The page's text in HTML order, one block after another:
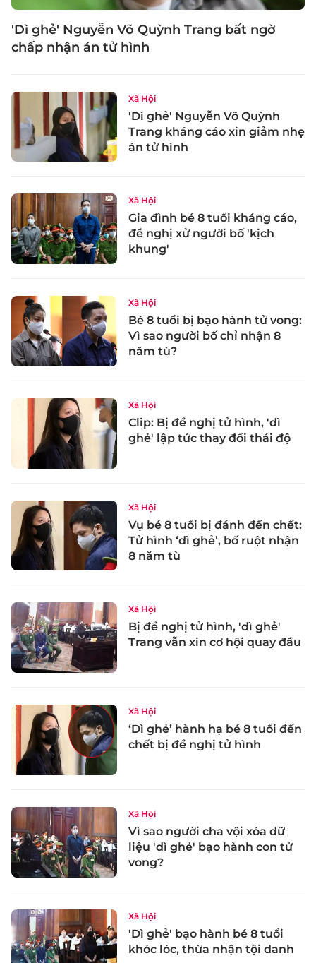
'Dì ghẻ' Nguyễn Võ Quỳnh Trang bất ngờ
chấp nhận án tử hình
Xã Hội
'Dì ghẻ' Nguyễn Võ Quỳnh
Trang kháng cáo xin giảm nhẹ
án tử hình
Xã Hội
Gia đình bé 8 tuổi kháng cáo,
đề nghị xử người bố 'kịch
khung'
Xã Hội
Bé 8 tuổi bị bạo hành tử vong:
Vì sao người bố chỉ nhận 8
năm tù?
Xã Hội
Clip: Bị đề nghị tử hình, 'dì
ghẻ' lập tức thay đổi thái độ
Xã Hội
Vụ bé 8 tuổi bị đánh đến chết:
Tử hình ‘dì ghẻ’, bố ruột nhận
8 năm tù
Xã Hội
Bị đề nghị tử hình, 'dì ghẻ'
Trang vẫn xin cơ hội quay đầu
Xã Hội
‘Dì ghẻ’ hành hạ bé 8 tuổi đến
chết bị đề nghị tử hình
Xã Hội
Vì sao người cha vội xóa dữ
liệu 'dì ghẻ' bạo hành con tử
vong?
Xã Hội
'Dì ghẻ' bạo hành bé 8 tuổi
khóc lóc, thừa nhận tội danh